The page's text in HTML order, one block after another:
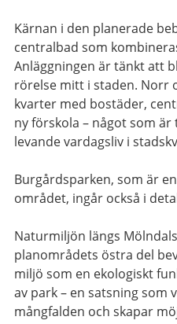
Kärnan i den planerade
centralbad som
Anläggningen är tänkt att
rörelse mitt i staden. Norr
kvarter med bostäder,
ny förskola – något som
levande vardagsliv i
Burgårdsparken, som är
området, ingår också i
Naturmiljön längs
planområdets östra del
miljö som en ekologiskt
av park – en satsning som
mångfalden och skapar